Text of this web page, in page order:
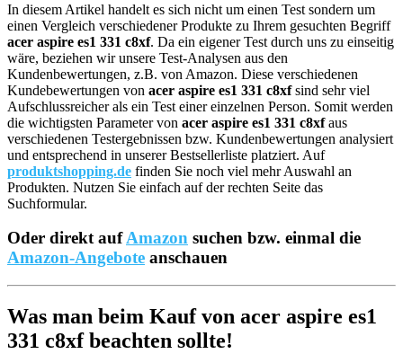
In diesem Artikel handelt es sich nicht um einen Test sondern um
einen Vergleich verschiedener Produkte zu Ihrem gesuchten Begriff
acer aspire es1 331 c8xf. Da ein eigener Test durch uns zu einseitig
wäre, beziehen wir unsere Test-Analysen aus den
Kundenbewertungen, z.B. von Amazon. Diese verschiedenen
Kundebewertungen von acer aspire es1 331 c8xfsind sehr viel
Aufschlussreicher als ein Test einer einzelnen Person. Somit werden
die wichtigsten Parameter von acer aspire es1 331 c8xfaus
verschiedenen Testergebnissen bzw. Kundenbewertungen analysiert
und entsprechend in unserer Bestsellerliste platziert. Auf
produktshopping.de finden Sie noch viel mehr Auswahl an
Produkten. Nutzen Sie einfach auf der rechten Seite das
Suchformular.
Oder direkt aufAmazon suchen bzw. einmal die
Amazon-Angebote anschauen
Was man beim Kauf von acer aspire es1
331 c8xf beachten sollte!